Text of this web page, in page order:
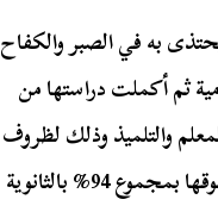
به في الصبر والكفاح
ثم أكملت دراستها من
والتلميذ وذلك لظروف
أسرتها المادية الصعبة حتى التحقت بكلية الطب جامعة الفيوم بعد تفوقها بمجموع 94% بالثانوية